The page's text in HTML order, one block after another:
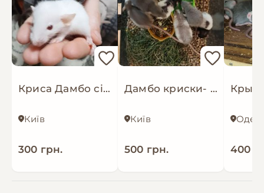
Криса Дамбо сіамська, щур, дівчатка та хлопці, однокольорові та п'ятнисті
Київ
300 грн.
Дамбо криски- маленькі яскраві і ручні
Київ
500 грн. 400